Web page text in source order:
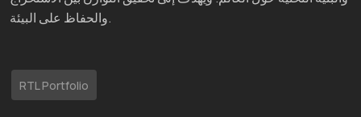
والحفاظ على البيئة.
RTL Portfolio